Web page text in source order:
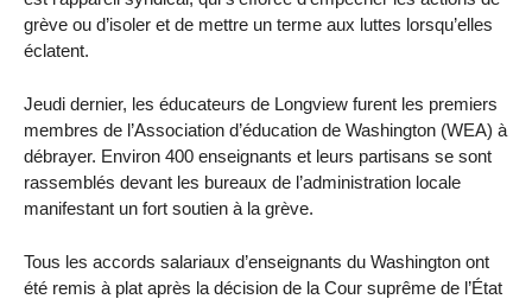
grève ou d’isoler et de mettre un terme aux luttes lorsqu’elles
éclatent.
Jeudi dernier, les éducateurs de Longview furent les premiers
membres de l’Association d’éducation de Washington (WEA) à
débrayer. Environ 400 enseignants et leurs partisans se sont
rassemblés devant les bureaux de l’administration locale
manifestant un fort soutien à la grève.
Tous les accords salariaux d’enseignants du Washington ont
été remis à plat après la décision de la Cour suprême de l’État